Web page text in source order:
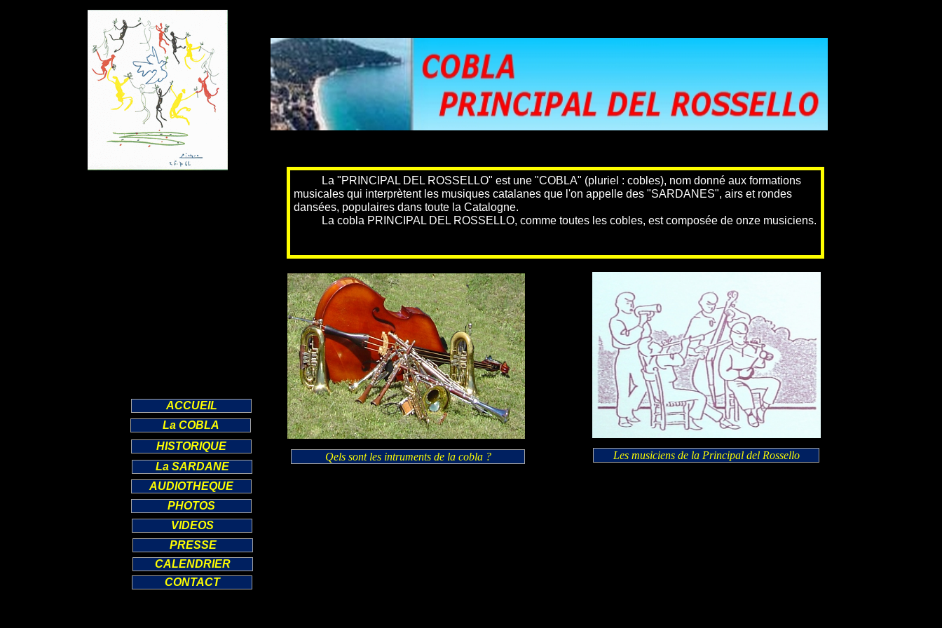
La "PRINCIPAL DEL ROSSELLO" est une "COBLA" (pluriel : cobles), nom donné aux formations
musicales qui interprètent les musiques catalanes que l'on appelle des "SARDANES", airs et rondes
dansées, populaires dans toute la Catalogne.
La cobla PRINCIPAL DEL ROSSELLO, comme toutes les cobles, est composée de onze musiciens.
ACCUEIL
La COBLA
HISTORIQUE
Les musiciens de la Principal del Rossello
Qels sont les intruments de la cobla ?
La SARDANE
AUDIOTHEQUE
PHOTOS
VIDEOS
PRESSE
CALENDRIER
CONTACT